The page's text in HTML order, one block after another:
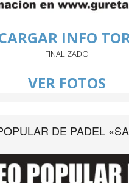
INFO
FINALIZADO
VER FOTOS
DE PADEL